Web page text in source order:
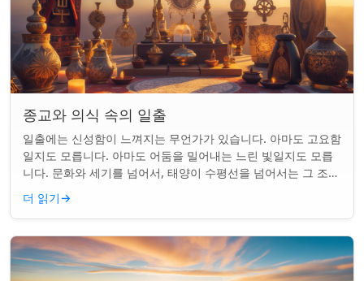
종교와 의식 속의 일출
일출에는 신성함이 느껴지는 무언가가 있습니다. 아마도 고요함
일지도 모릅니다. 아마도 어둠을 밀어내는 느린 빛일지도 모릅
니다. 문화와 세기를 넘어서, 태양이 수평선을 넘어서는 그 조용
한 순간은 단순한 아침 그 이상이었...
더 읽기→